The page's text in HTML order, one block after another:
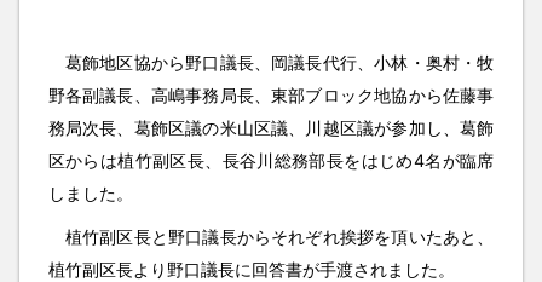
葛飾地区協から野口議長、岡議長代行、小林・奥村・牧
野各副議長、高嶋事務局長、東部ブロック地協から佐藤事
務局次長、葛飾区議の米山区議、川越区議が参加し、葛飾
区からは植竹副区長、長谷川総務部長をはじめ4名が臨席
しました。
植竹副区長と野口議長からそれぞれ挨拶を頂いたあと、
植竹副区長より野口議長に回答書が手渡されました。